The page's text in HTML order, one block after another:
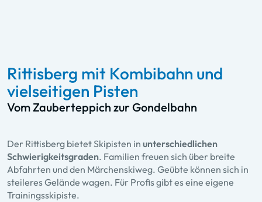
Rittisberg mit Kombibahn und
vielseitigen Pisten
Vom Zauberteppich zur Gondelbahn
Der Rittisberg bietet Skipisten in unterschiedlichen
Schwierigkeitsgraden. Familien freuen sich über breite
Abfahrten und den Märchenskiweg. Geübte können sich in
steileres Gelände wagen. Für Profis gibt es eine eigene
Trainingsskipiste.